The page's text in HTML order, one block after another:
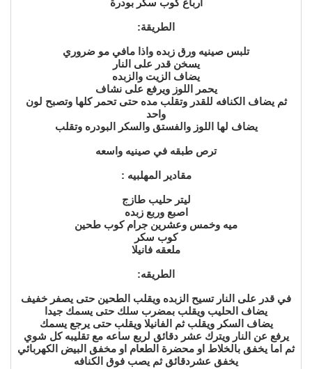
ارباع كوب سكر بودرة
الطريقة:
تلبس صينيه ورق زبده واذا مافي مو ضروري
يسخن قدر على النار
يضاف الزيت والزبده
يحمر اللوز ويرفع على نشاف
ثم يضاف الكنافه للقدر وتقلب مده حتى تحمر كلها وتصبح لون
واحد
يضاف لها اللوز والفستق والسكر البودره وتقلب
ترص طبقه في صينيه واسعه
مقادير المهلبيه :
ليتر حليب طازج
اصبع وربع زبده
ميه وخمس وعشرين جرام كوب طحين
كوب سكر
ملعقه فانيلا
الطريقه:
في قدر على النار تسيح الزبده ويقلب الطحين حتى يصفر خفيف
يضاف الحليب ويقلب بمضرب سلك حتى يسمك جيدا
يضاف السكر ويقلب ثم الفانيلا ويقلب حتى يرجع يسمك
يرفع عن النار ويترك عشر دقائق لربع ساعه مع تقليبه كل شوي
ثم اما يخفق بالخلاط او محضرة الطعام او مخفق البيض الكهربائي
يخفق عشردقائق ثم يصب فوق الكنافه